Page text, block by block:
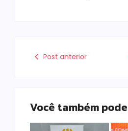
Post anterior
Você também